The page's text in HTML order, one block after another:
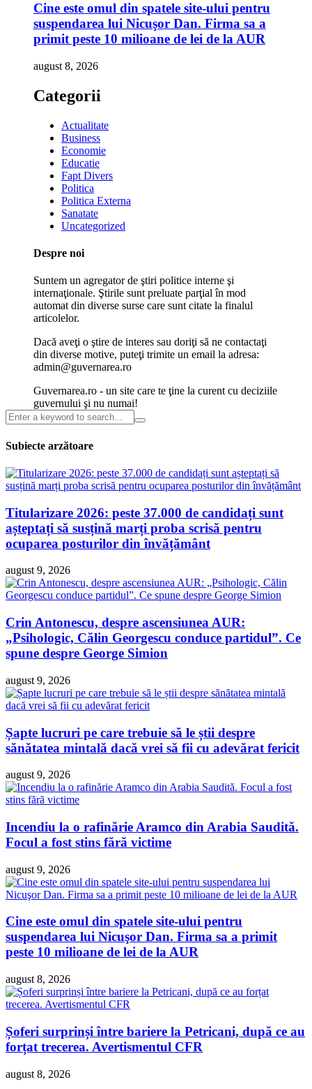
Cine este omul din spatele site-ului pentru
suspendarea lui Nicuşor Dan. Firma sa a
primit peste 10 milioane de lei de la AUR
august 8, 2026
Categorii
Actualitate
Business
Economie
Educatie
Fapt Divers
Politica
Politica Externa
Sanatate
Uncategorized
Despre noi
Suntem un agregator de ştiri politice interne şi
internaţionale. Ştirile sunt preluate parţial în mod
automat din diverse surse care sunt citate la finalul
articolelor.
Dacă aveţi o ştire de interes sau doriţi să ne contactaţi
din diverse motive, puteţi trimite un email la adresa:
admin@guvernarea.ro
Guvernarea.ro - un site care te ţine la curent cu deciziile
guvernului şi nu numai!
Subiecte arzătoare
Titularizare 2026: peste 37.000 de candidați sunt
așteptați să susțină marți proba scrisă pentru
ocuparea posturilor din învățământ
august 9, 2026
Crin Antonescu, despre ascensiunea AUR:
„Psihologic, Călin Georgescu conduce partidul”. Ce
spune despre George Simion
august 9, 2026
Șapte lucruri pe care trebuie să le știi despre
sănătatea mintală dacă vrei să fii cu adevărat fericit
august 9, 2026
Incendiu la o rafinărie Aramco din Arabia Saudită.
Focul a fost stins fără victime
august 9, 2026
Cine este omul din spatele site-ului pentru
suspendarea lui Nicuşor Dan. Firma sa a primit
peste 10 milioane de lei de la AUR
august 8, 2026
Șoferi surprinși între bariere la Petricani, după ce au
forțat trecerea. Avertismentul CFR
august 8, 2026